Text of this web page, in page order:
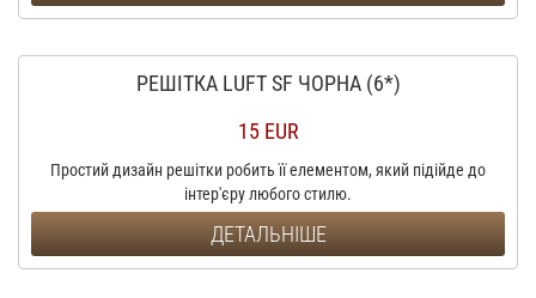
РЕШІТКА LUFT SF ЧОРНА (6*)
15 EUR
Простий дизайн решітки робить її елементом, який підійде до
інтер'єру любого стилю.
ДЕТАЛЬНІШЕ